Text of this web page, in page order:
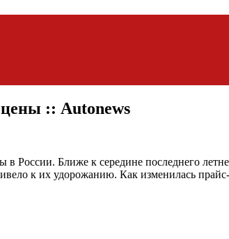
:: Autonews
России. Ближе к середине последнего
к их удорожанию. Как изменилась